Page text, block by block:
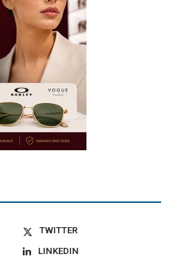
TWITTER
LINKEDIN